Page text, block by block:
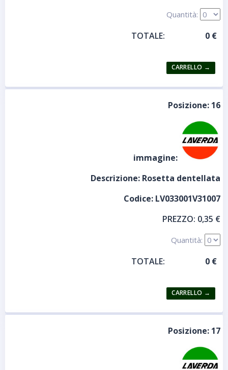
Quantità:
TOTALE:
Posizione: 16
immagine:
Descrizione: Rosetta dentellata
Codice: LV033001V31007
PREZZO: 0,35 €
Quantità:
TOTALE:
Posizione: 17